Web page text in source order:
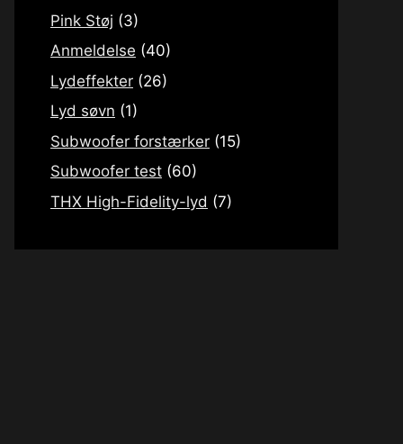
Pink Støj (3)
Anmeldelse (40)
Lydeffekter (26)
Lyd søvn (1)
Subwoofer forstærker (15)
Subwoofer test (60)
THX High-Fidelity-lyd (7)